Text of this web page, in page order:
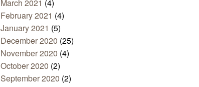
March 2021 (4)
February 2021 (4)
January 2021 (5)
December 2020 (25)
November 2020 (4)
October 2020 (2)
September 2020 (2)